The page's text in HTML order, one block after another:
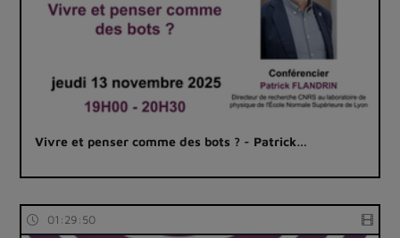
Vivre et penser comme des bots ? - Patrick…
01:29:50